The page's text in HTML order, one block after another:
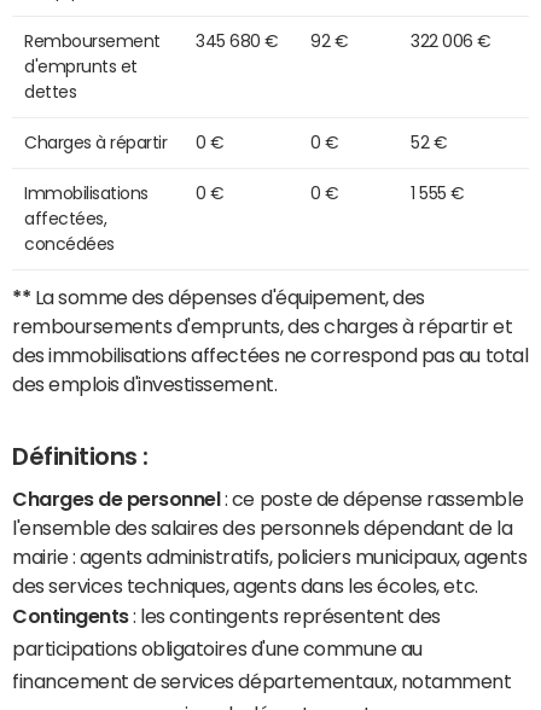
Remboursement
d'emprunts et
dettes
345 680 € 92 € 322 006 €
Charges à répartir 0 € 0 € 52 €
Immobilisations
affectées,
concédées
0 € 0 € 1 555 €
** La somme des dépenses d'équipement, des
remboursements d'emprunts, des charges à répartir et
des immobilisations affectées ne correspond pas au total
des emplois d'investissement.
Définitions :
Charges de personnel : ce poste de dépense rassemble
l'ensemble des salaires des personnels dépendant de la
mairie : agents administratifs, policiers municipaux, agents
des services techniques, agents dans les écoles, etc.
Contingents: les contingents représentent des
participations obligatoires d'une commune au
financement de services départementaux, notamment